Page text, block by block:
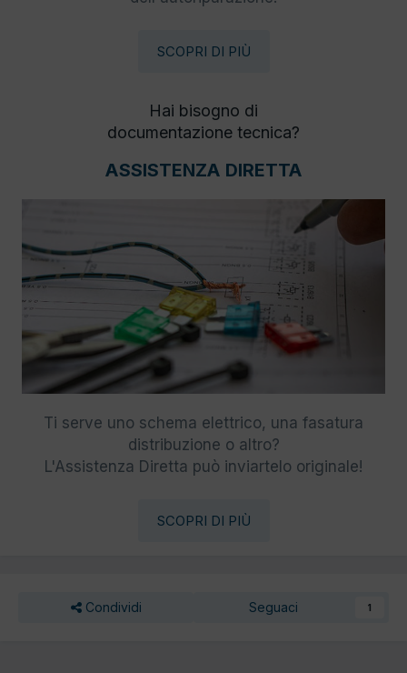
SCOPRI DI PIÙ
Hai bisogno di
documentazione tecnica?
ASSISTENZA DIRETTA
Ti serve uno schema elettrico, una fasatura
distribuzione o altro?
L'Assistenza Diretta può inviartelo originale!
SCOPRI DI PIÙ
Condividi Seguaci 1